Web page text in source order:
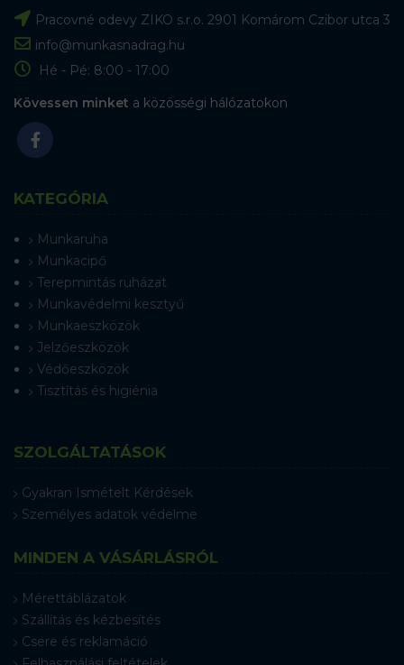
Pracovné odevy ZIKO s.r.o. 2901 Komárom Czibor utca 3
info@munkasnadrag.hu
Hé - Pé: 8:00 - 17:00
Kövessen minket a közösségi hálózatokon
KATEGÓRIA
Munkaruha
Munkacipő
Terepmintás ruházat
Munkavédelmi kesztyű
Munkaeszközök
Jelzőeszközök
Védőeszközök
Tisztítás és higiénia
SZOLGÁLTATÁSOK
Gyakran Ismételt Kérdések
Személyes adatok védelme
MINDEN A VÁSÁRLÁSRÓL
Mérettáblázatok
Szállítás és kézbesítés
Csere és reklamáció